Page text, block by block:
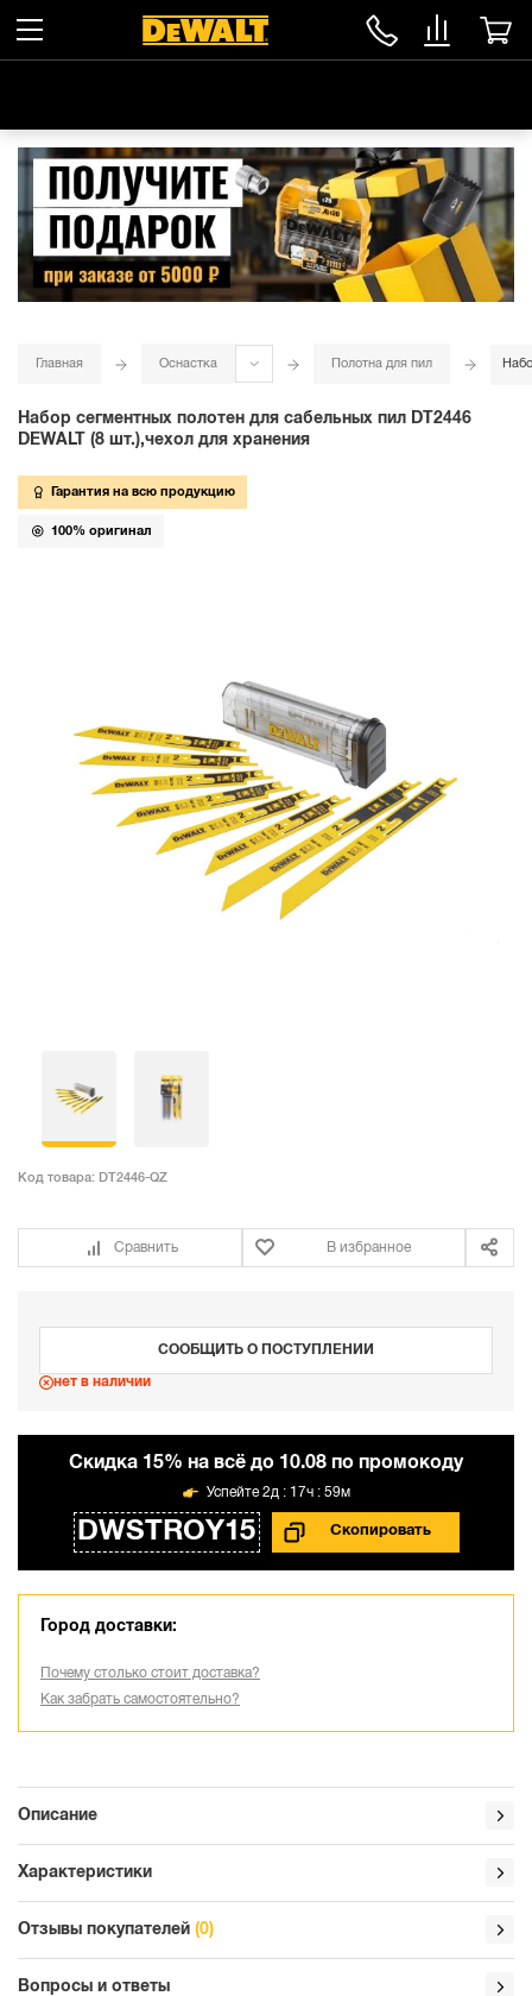
Главная Оснастка Полотна для пил
Набор сегментных полотен для сабельных пил DT2446
DEWALT (8 шт.),чехол для хранения
Гарантия на всю продукцию
100% оригинал
Код товара: DT2446-QZ
Сравнить В избранное
СООБЩИТЬ О ПОСТУПЛЕНИИ
нет в наличии
Cкидка 15% на всё до 10.08 по промокоду
DWSTROY15
2д : 17ч : 59м
Город доставки:
Почему столько стоит доставка?
Как забрать самостоятельно?
Описание
Характеристики
Отзывы покупателей (0)
Вопросы и ответы